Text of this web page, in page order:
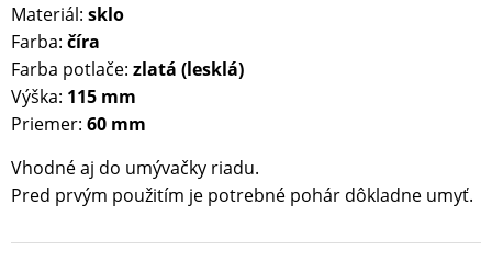
Materiál: sklo
Farba: číra
Farba potlače: zlatá (lesklá)
Výška: 115 mm
Priemer: 60 mm
Vhodné aj do umývačky riadu.
Pred prvým použitím je potrebné pohár dôkladne umyť.